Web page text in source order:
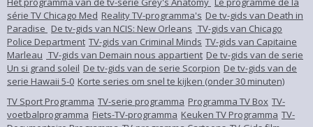
série TV Chicago Med Reality TV-programma's De tv-gids van Death in
Paradise De tv-gids van NCIS: New Orleans TV-gids van Chicago
Police Department TV-gids van Criminal Minds TV-gids van Capitaine
Marleau TV-gids van Demain nous appartient De tv-gids van de serie
Un si grand soleil De tv-gids van de serie Scorpion De tv-gids van de
serie Hawaii 5-0 Korte series om snel te kijken (onder 30 minuten)
TV Sport Programma TV-serie programma Programma TV Box TV-
voetbalprogramma Fiets-TV-programma Keuken TV Programma TV-